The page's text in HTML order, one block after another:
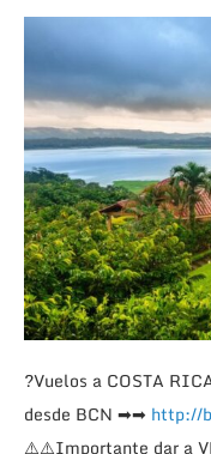
?Vuelos a COSTA
desde BCN ➡➡ http://
⚠️⚠️Importante dar a